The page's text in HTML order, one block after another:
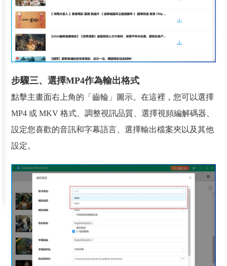
步驟三、選擇MP4作為輸出格式
點擊主畫面右上角的「齒輪」圖示。在這裡，您可以選擇
MP4 或 MKV 格式、調整視訊品質、選擇視頻編解碼器、
設定您喜歡的音訊和字幕語言、選擇輸出檔案夾以及其他
設定。